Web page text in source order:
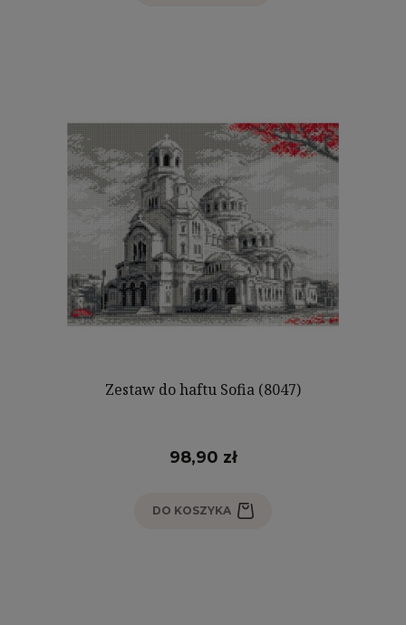
Zestaw do haftu Sofia (8047)
98,90 zł
DO KOSZYKA